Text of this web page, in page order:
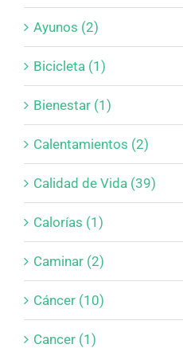
Ayunos (2)
Bicicleta (1)
Bienestar (1)
Calentamientos (2)
Calidad de Vida (39)
Calorías (1)
Caminar (2)
Cáncer (10)
Cancer (1)